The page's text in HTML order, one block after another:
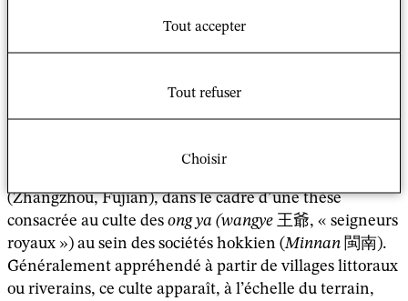
hokkien en Chine »
préliminaires issus d’une enquête ethnographique
(Zhangzhou, Fujian), dans le cadre d’une thèse
consacrée au culte des ong ya (wangye 王爺, « seigneurs
royaux ») au sein des sociétés hokkien (Minnan 閩南).
Généralement appréhendé à partir de villages littoraux
ou riverains, ce culte apparaît, à l’échelle du terrain,
Tout accepter
Tout refuser
Choisir